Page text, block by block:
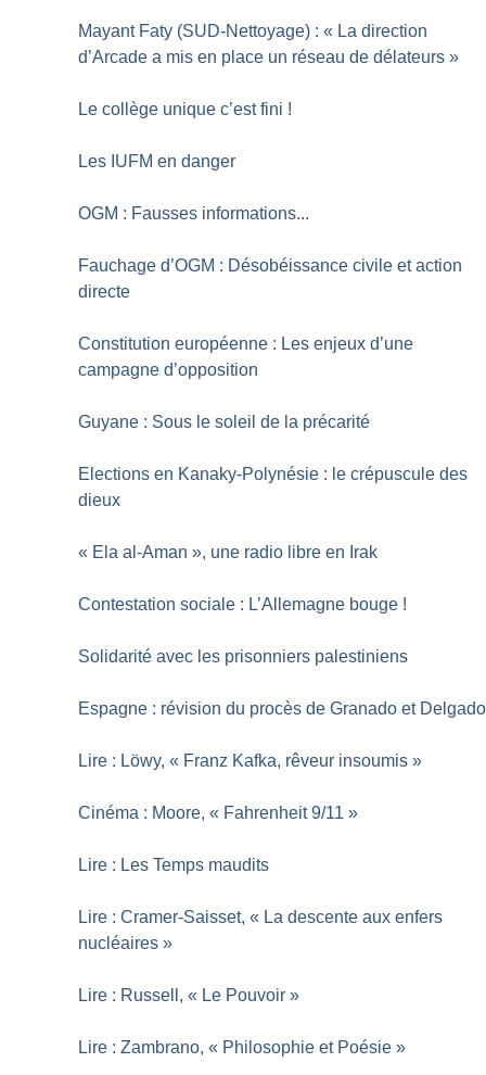
Mayant Faty (SUD-Nettoyage) : « La direction
d’Arcade a mis en place un réseau de délateurs »
Le collège unique c’est fini !
Les IUFM en danger
OGM : Fausses informations...
Fauchage d’OGM : Désobéissance civile et action
directe
Constitution européenne : Les enjeux d’une
campagne d’opposition
Guyane : Sous le soleil de la précarité
Elections en Kanaky-Polynésie : le crépuscule des
dieux
« Ela al-Aman », une radio libre en Irak
Contestation sociale : L’Allemagne bouge !
Solidarité avec les prisonniers palestiniens
Espagne : révision du procès de Granado et Delgado
Lire : Löwy, « Franz Kafka, rêveur insoumis »
Cinéma : Moore, « Fahrenheit 9/11 »
Lire : Les Temps maudits
Lire : Cramer-Saisset, « La descente aux enfers
nucléaires »
Lire : Russell, « Le Pouvoir »
Lire : Zambrano, « Philosophie et Poésie »